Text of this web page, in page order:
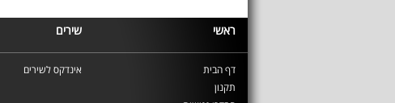
ראשי שירים
דף הבית
תקנון
אינדקס לשירים